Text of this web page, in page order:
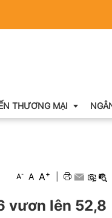
THƯƠNG MẠI
triển lãm
A- A A+
vươn lên 52,8